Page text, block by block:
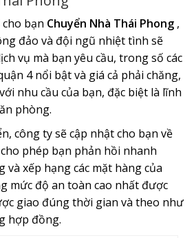
bạn Chuyển Nhà Thái Phong ,
đảo và đội ngũ nhiệt tình sẽ
vụ mà bạn yêu cầu, trong số các
4 nổi bật và giá cả phải chăng,
nhu cầu của bạn, đặc biệt là lĩnh
phòng.
công ty sẽ cập nhật cho bạn về
phép bạn phản hồi nhanh
và xếp hạng các mặt hàng của
mức độ an toàn cao nhất được
giao đúng thời gian và theo như
hợp đồng.